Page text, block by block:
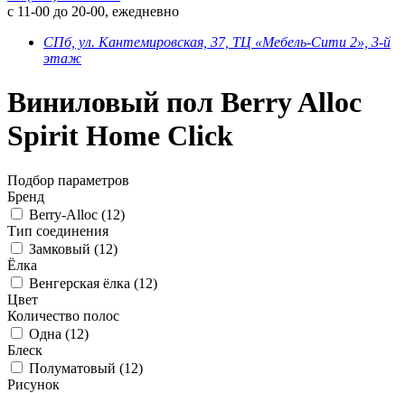
с 11-00 до 20-00, ежедневно
СПб, ул. Кантемировская, 37, ТЦ «Мебель-Сити 2», 3-й
этаж
Виниловый пол Berry Alloc
Spirit Home Click
Подбор параметров
Бренд
Berry-Alloc (12)
Тип соединения
Замковый (12)
Ёлка
Венгерская ёлка (12)
Цвет
Количество полос
Одна (12)
Блеск
Полуматовый (12)
Рисунок